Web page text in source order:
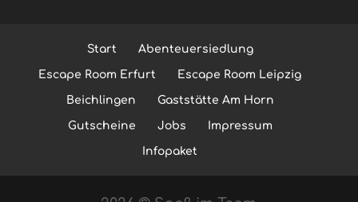
Start Abenteuersiedlung
Escape Room Erfurt Escape Room Leipzig
Beichlingen Gaststätte Am Horn
Gutscheine Jobs Impressum
Infopaket